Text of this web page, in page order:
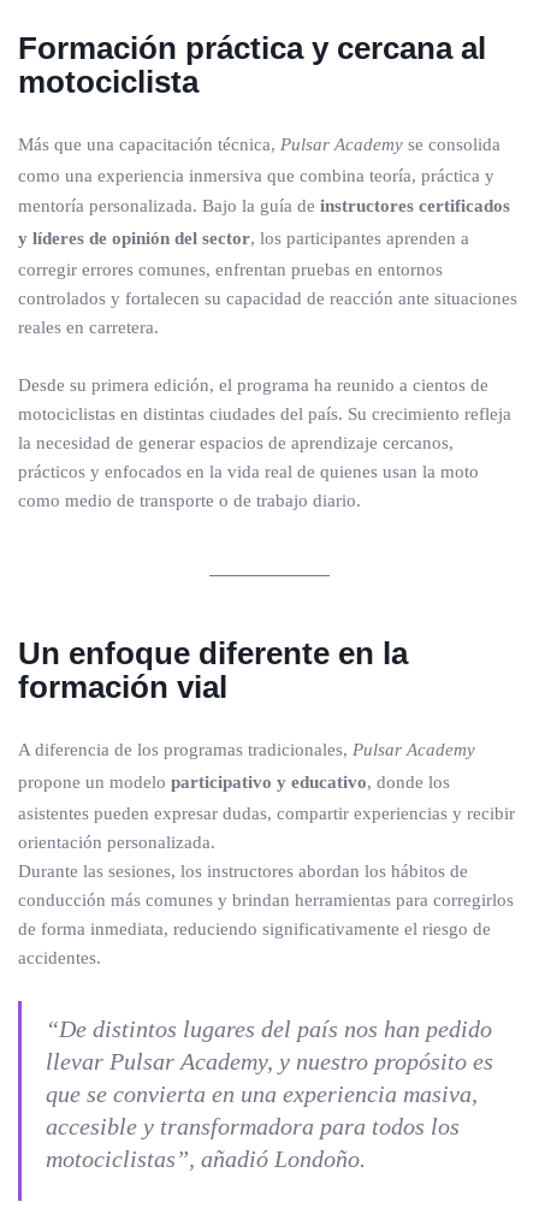
Formación práctica y cercana al
motociclista
Más que una capacitación técnica, Pulsar Academy se consolida
como una experiencia inmersiva que combina teoría, práctica y
mentoría personalizada. Bajo la guía de instructores certificados
y líderes de opinión del sector, los participantes aprenden a
corregir errores comunes, enfrentan pruebas en entornos
controlados y fortalecen su capacidad de reacción ante situaciones
reales en carretera.
Desde su primera edición, el programa ha reunido a cientos de
motociclistas en distintas ciudades del país. Su crecimiento refleja
la necesidad de generar espacios de aprendizaje cercanos,
prácticos y enfocados en la vida real de quienes usan la moto
como medio de transporte o de trabajo diario.
Un enfoque diferente en la
formación vial
A diferencia de los programas tradicionales, Pulsar Academy
propone un modelo participativo y educativo, donde los
asistentes pueden expresar dudas, compartir experiencias y recibir
orientación personalizada.
Durante las sesiones, los instructores abordan los hábitos de
conducción más comunes y brindan herramientas para corregirlos
de forma inmediata, reduciendo significativamente el riesgo de
accidentes.
“De distintos lugares del país nos han pedido
llevar Pulsar Academy, y nuestro propósito es
que se convierta en una experiencia masiva,
accesible y transformadora para todos los
motociclistas”, añadió Londoño.